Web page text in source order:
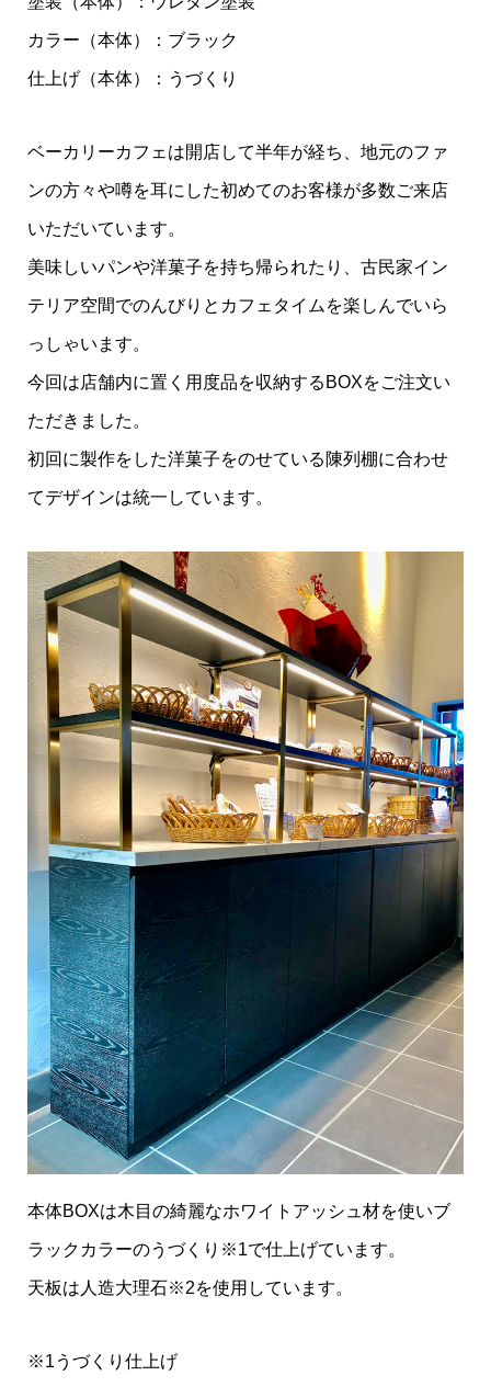
カラー（本体）：ブラック
仕上げ（本体）：うづくり
ベーカリーカフェは開店して半年が経ち、地元のファ
ンの方々や噂を耳にした初めてのお客様が多数ご来店
いただいています。
美味しいパンや洋菓子を持ち帰られたり、古民家イン
テリア空間でのんびりとカフェタイムを楽しんでいら
っしゃいます。
今回は店舗内に置く用度品を収納するBOXをご注文い
ただきました。
初回に製作をした洋菓子をのせている陳列棚に合わせ
てデザインは統一しています。
本体BOXは木目の綺麗なホワイトアッシュ材を使いブ
ラックカラーのうづくり※1で仕上げています。
天板は人造大理石※2を使用しています。
※1うづくり仕上げ